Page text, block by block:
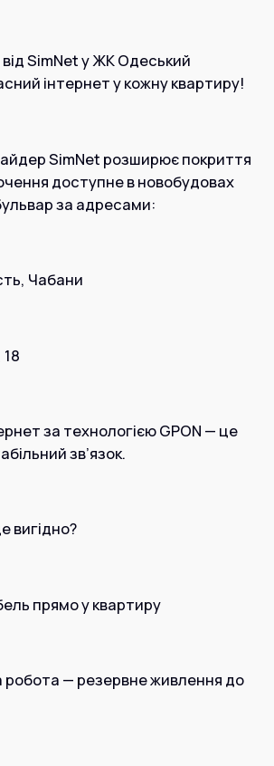
вул. Симиренко, 36,
SimNet у ЖК Одеський
інтернет у кожну квартиру!
SimNet розширює покриття
доступне в новобудовах
за адресами:
Чабани
за технологією GPON — це
зв’язок.
вигідно?
прямо у квартиру
робота — резервне живлення до